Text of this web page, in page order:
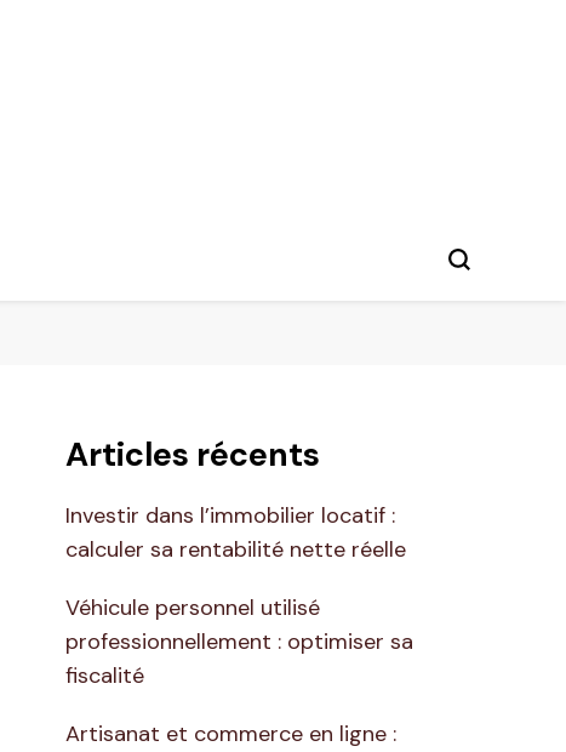
Articles récents
Investir dans l’immobilier locatif :
calculer sa rentabilité nette réelle
Véhicule personnel utilisé
professionnellement : optimiser sa
fiscalité
Artisanat et commerce en ligne :